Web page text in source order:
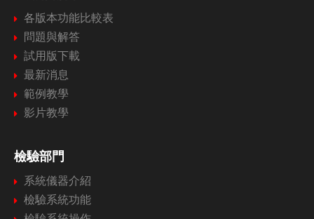
各版本功能比較表
問題與解答
試用版下載
最新消息
範例教學
影片教學
檢驗部門
系統儀器介紹
檢驗系統功能